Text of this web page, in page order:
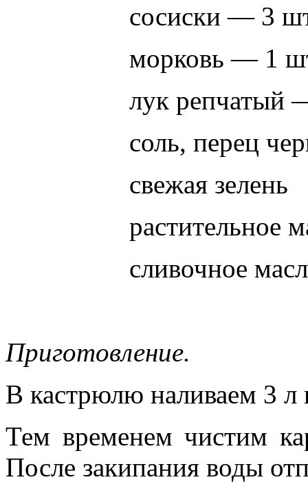
сосиски — 3
морковь — 1
лук репчатый
соль, перец
свежая зелень
растительное
сливочное
Приготовление.
В кастрюлю наливаем 3
Тем временем чистим
После закипания воды